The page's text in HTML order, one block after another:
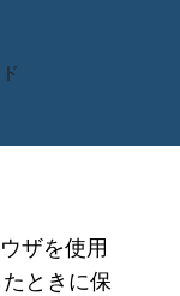
ザを使用
ときに保